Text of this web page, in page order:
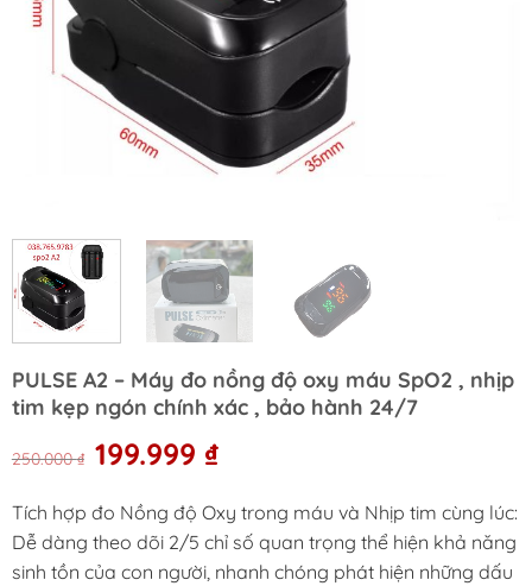
PULSE A2 – Máy đo nồng độ oxy máu SpO2 , nhịp
tim kẹp ngón chính xác , bảo hành 24/7
250.000₫ Original
price
250.000 ₫.
199.999 ₫Current
199.999 ₫.
Tích hợp đo Nồng độ Oxy trong máu và Nhịp tim cùng lúc:
Dễ dàng theo dõi 2/5 chỉ số quan trọng thể hiện khả năng
sinh tồn của con người, nhanh chóng phát hiện những dấu